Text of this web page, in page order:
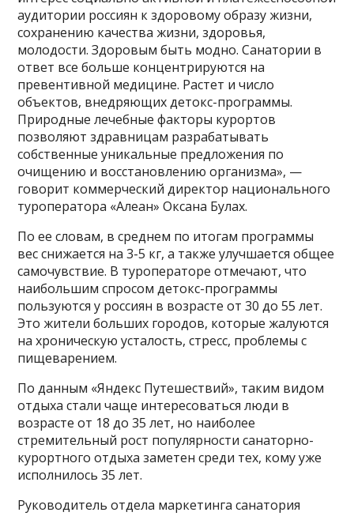
аудитории россиян к здоровому образу жизни,
сохранению качества жизни, здоровья,
молодости. Здоровым быть модно. Санатории в
ответ все больше концентрируются на
превентивной медицине. Растет и число
объектов, внедряющих детокс-программы.
Природные лечебные факторы курортов
позволяют здравницам разрабатывать
собственные уникальные предложения по
очищению и восстановлению организма», —
говорит коммерческий директор национального
туроператора «Алеан» Оксана Булах.
По ее словам, в среднем по итогам программы
вес снижается на 3-5 кг, а также улучшается общее
самочувствие. В туроператоре отмечают, что
наибольшим спросом детокс-программы
пользуются у россиян в возрасте от 30 до 55 лет.
Это жители больших городов, которые жалуются
на хроническую усталость, стресс, проблемы с
пищеварением.
По данным «Яндекс Путешествий», таким видом
отдыха стали чаще интересоваться люди в
возрасте от 18 до 35 лет, но наиболее
стремительный рост популярности санаторно-
курортного отдыха заметен среди тех, кому уже
исполнилось 35 лет.
Руководитель отдела маркетинга санатория